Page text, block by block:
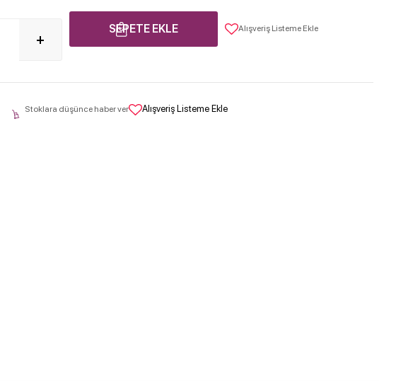
SEPETE EKLE Alışveriş Listeme Ekle
Stoklara düşünce haber ver Alışveriş Listeme Ekle